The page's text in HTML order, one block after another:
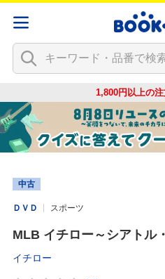
1,800円以上の
中古
ＤＶＤ スポーツ
MLB イチロー～シアトル
イチロー